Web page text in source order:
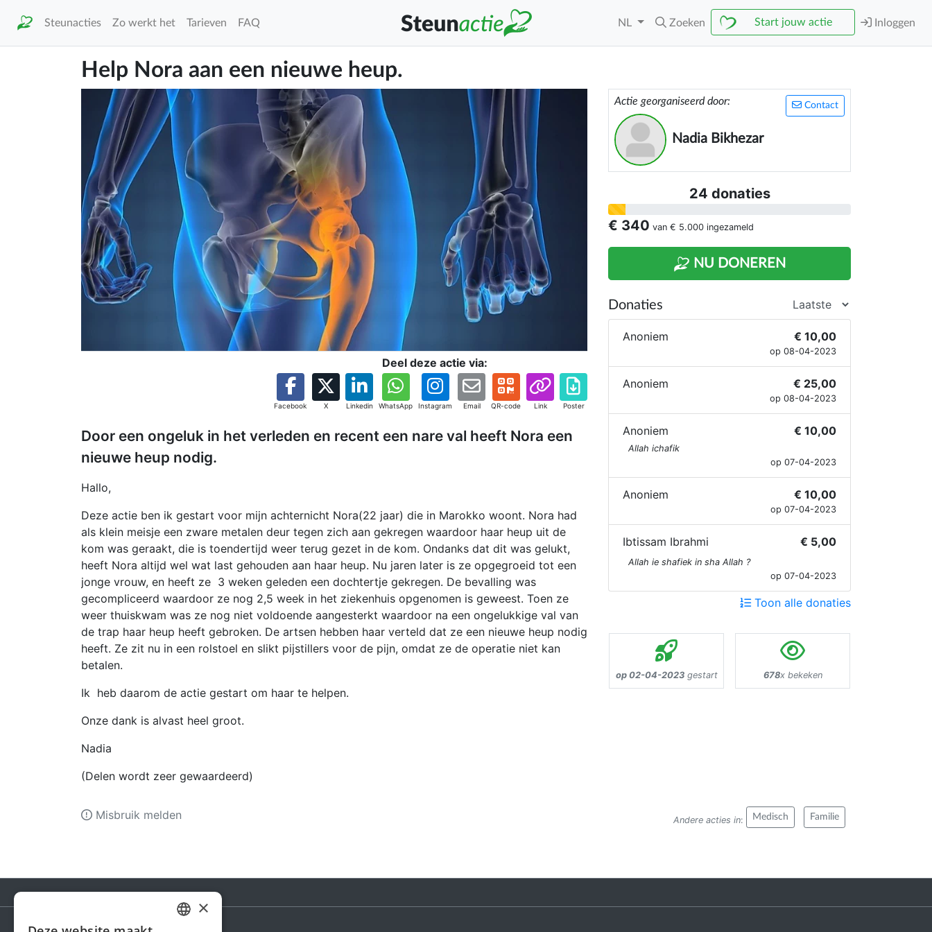
Steunacties Zo werkt het Tarieven FAQ NL Zoeken Start jouw actie Inloggen
Help Nora aan een nieuwe heup.
Deel deze actie via:
Facebook X Linkedin WhatsApp Instagram Email QR-code Link Poster
Door een ongeluk in het verleden en recent een nare val heeft Nora een
nieuwe heup nodig.
Hallo,
Deze actie ben ik gestart voor mijn achternicht Nora(22 jaar) die in Marokko woont. Nora had
als klein meisje een zware metalen deur tegen zich aan gekregen waardoor haar heup uit de
kom was geraakt, die is toendertijd weer terug gezet in de kom. Ondanks dat dit was gelukt,
heeft Nora altijd wel wat last gehouden aan haar heup. Nu jaren later is ze opgegroeid tot een
jonge vrouw, en heeft ze 3 weken geleden een dochtertje gekregen. De bevalling was
gecompliceerd waardoor ze nog 2,5 week in het ziekenhuis opgenomen is geweest. Toen ze
weer thuiskwam was ze nog niet voldoende aangesterkt waardoor na een ongelukkige val van
de trap haar heup heeft gebroken. De artsen hebben haar verteld dat ze een nieuwe heup nodig
heeft. Ze zit nu in een rolstoel en slikt pijstillers voor de pijn, omdat ze de operatie niet kan
betalen.
Ik heb daarom de actie gestart om haar te helpen.
Onze dank is alvast heel groot.
Nadia
(Delen wordt zeer gewaardeerd)
Contact
Actie georganiseerd door:
Nadia Bikhezar
24 donaties
€ 340 van € 5.000 ingezameld
NU DONEREN
Donaties
Anoniem € 10,00
op 08-04-2023
Anoniem € 25,00
op 08-04-2023
Anoniem € 10,00
Allah ichafik
op 07-04-2023
Anoniem € 10,00
op 07-04-2023
Ibtissam Ibrahmi € 5,00
Allah ie shafiek in sha Allah ?
op 07-04-2023
Toon alle donaties
op 02-04-2023gestart 678x bekeken
Andere acties in: Medisch Familie
Misbruik melden
×